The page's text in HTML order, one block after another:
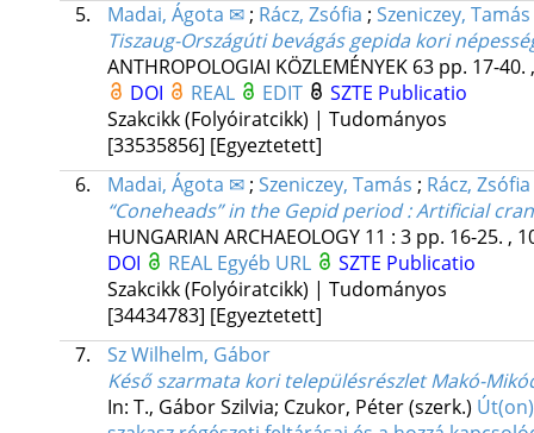
5.
Madai, Ágota ✉; Rácz, Zsófia ; Szeniczey, Tamás
Tiszaug-Országúti bevágás gepida kori
ANTHROPOLOGIAI KÖZLEMÉNYEK 63 pp. 17-40.
DOI
REAL EDIT
SZTE Publicatio
Szakcikk (Folyóiratcikk) | Tudományos
[33535856] [Egyeztetett]
6.
Madai, Ágota ✉; Szeniczey, Tamás ; Rácz, Zsófia
“Coneheads” in the Gepid period : Artificial
HUNGARIAN ARCHAEOLOGY 11 : 3 pp. 16-25. ,
DOI
REAL Egyéb URL
SZTE Publicatio
Szakcikk (Folyóiratcikk) | Tudományos
[34434783] [Egyeztetett]
7.
Sz Wilhelm, Gábor
Késő szarmata kori településrészlet Makó-
In: T., Gábor Szilvia; Czukor, Péter (szerk.)